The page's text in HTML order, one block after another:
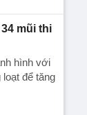
mũi thi
hình với
để tăng